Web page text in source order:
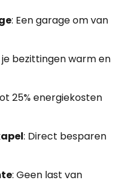
: Een garage om van
je bezittingen warm en
25% energiekosten
: Direct besparen
: Geen last van